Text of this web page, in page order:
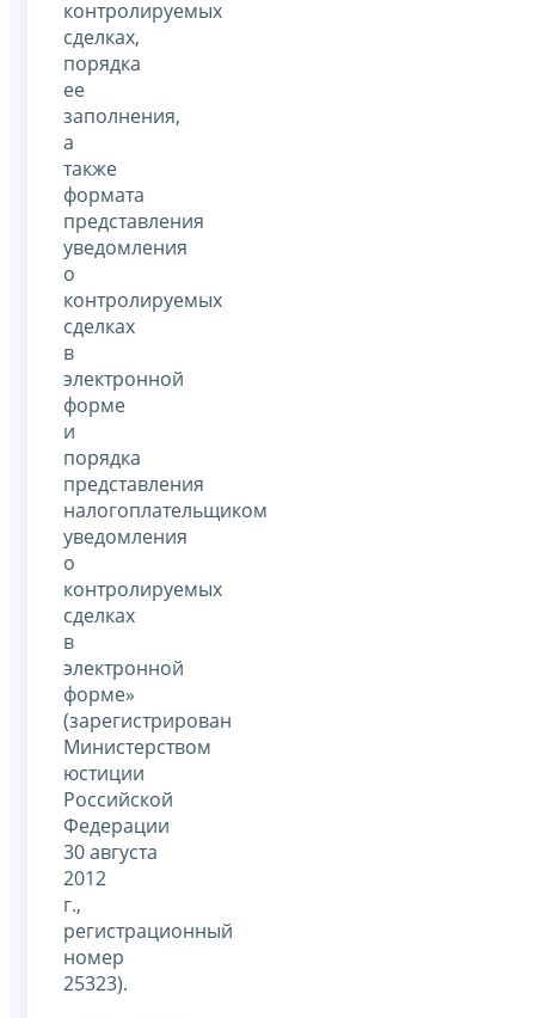
контролируемых
сделках,
порядка
ее
заполнения,
а
также
формата
представления
уведомления
о
контролируемых
сделках
в
электронной
форме
и
порядка
представления
налогоплательщиком
уведомления
о
контролируемых
сделках
в
электронной
форме»
(зарегистрирован
Министерством
юстиции
Российской
Федерации
30 августа
2012
г.,
регистрационный
номер
25323).